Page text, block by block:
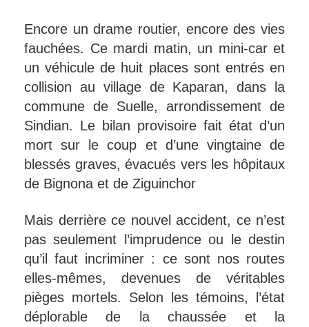
Encore un drame routier, encore des vies
fauchées. Ce mardi matin, un mini-car et
un véhicule de huit places sont entrés en
collision au village de Kaparan, dans la
commune de Suelle, arrondissement de
Sindian. Le bilan provisoire fait état d’un
mort sur le coup et d’une vingtaine de
blessés graves, évacués vers les hôpitaux
de Bignona et de Ziguinchor
Mais derrière ce nouvel accident, ce n’est
pas seulement l’imprudence ou le destin
qu’il faut incriminer : ce sont nos routes
elles-mêmes, devenues de véritables
pièges mortels. Selon les témoins, l’état
déplorable de la chaussée et la